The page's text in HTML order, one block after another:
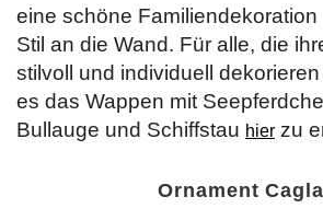
eine schöne Familiendekoration
Stil an die Wand. Für alle, die
stilvoll und individuell
es das Wappen mit
Bullauge und Schiffstau hier zu
Ornament